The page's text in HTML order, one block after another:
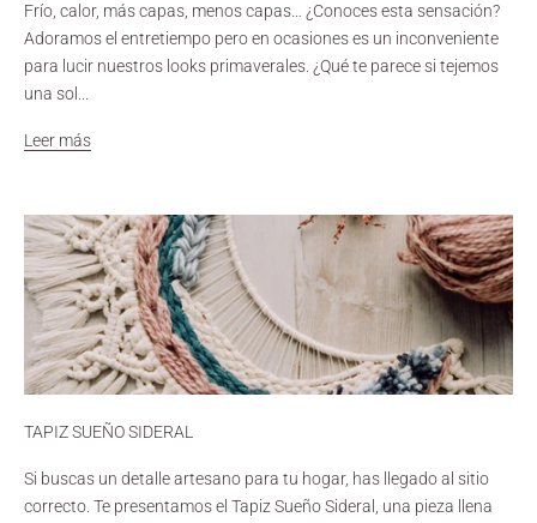
Frío, calor, más capas, menos capas… ¿Conoces esta sensación?
Adoramos el entretiempo pero en ocasiones es un inconveniente
para lucir nuestros looks primaverales. ¿Qué te parece si tejemos
una sol...
Leer más
TAPIZ SUEÑO SIDERAL
Si buscas un detalle artesano para tu hogar, has llegado al sitio
correcto. Te presentamos el Tapiz Sueño Sideral, una pieza llena